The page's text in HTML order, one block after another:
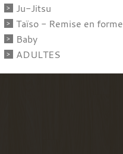
Ju-Jitsu
Taïso - Remise en forme
Baby
ADULTES